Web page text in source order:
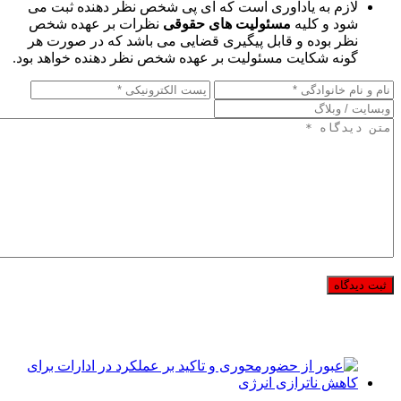
لازم به یادآوری است که آی پی شخص نظر دهنده ثبت می
شود و کلیه مسئولیت های حقوقی نظرات بر عهده شخص
نظر بوده و قابل پیگیری قضایی می باشد که در صورت هر
گونه شکایت مسئولیت بر عهده شخص نظر دهنده خواهد بود.